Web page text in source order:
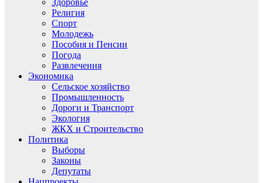
Здоровье
Религия
Спорт
Молодежь
Пособия и Пенсии
Погода
Развлечения
Экономика
Сельское хозяйство
Промышленность
Дороги и Транспорт
Экология
ЖКХ и Строительство
Политика
Выборы
Законы
Депутаты